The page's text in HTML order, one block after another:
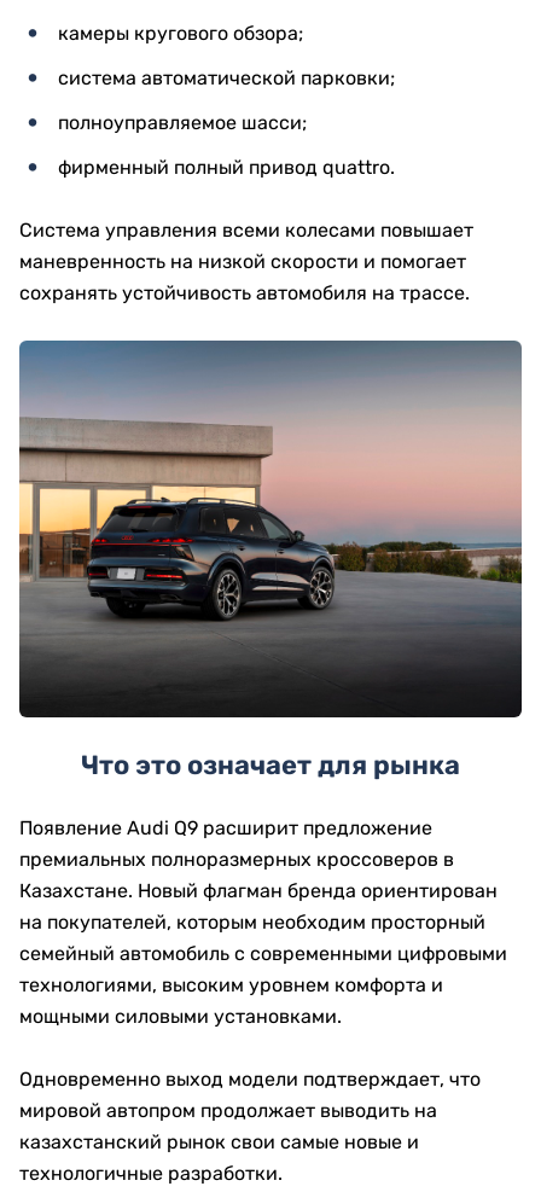
камеры кругового обзора;
система автоматической парковки;
полноуправляемое шасси;
фирменный полный привод quattro.
Система управления всеми колесами повышает
маневренность на низкой скорости и помогает
сохранять устойчивость автомобиля на трассе.
Что это означает для рынка
Появление Audi Q9 расширит предложение
премиальных полноразмерных кроссоверов в
Казахстане. Новый флагман бренда ориентирован
на покупателей, которым необходим просторный
семейный автомобиль с современными цифровыми
технологиями, высоким уровнем комфорта и
мощными силовыми установками.
Одновременно выход модели подтверждает, что
мировой автопром продолжает выводить на
казахстанский рынок свои самые новые и
технологичные разработки.